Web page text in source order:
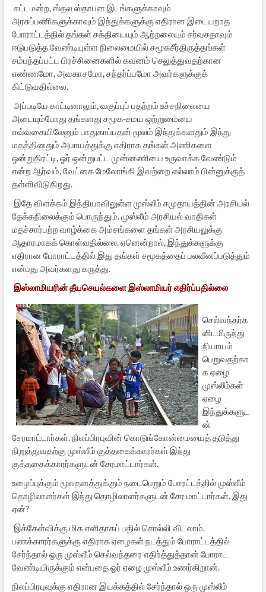
சட்டமன்ற, ஸ்தல ஸ்தாபன இடங்களுக்காவும்
அரசுப்பணிகளுக்காவும் இந்துக்களுக்கு எதிரான இடையறாத
போராட்டத்தில் தங்கள் சக்தியையும் ஆற்றலையும் சர்வசதாவும்
ஈடுபடுத்த வேண்டியுள்ள நிலைமையில் சமூகசீர்திருத்தங்கள்
சம்பந்தப்பட்ட பிரச்சினைகளில் கவனம் செலுத்துவதற்கான
எண்ணமோ, அவகாசமோ, சந்தர்ப்பமோ அவர்களுக்குக்
கிட்டுவதில்லை.
அப்படியே காட்டினாலும், வகுப்புப் பதற்றம் உச்சநிலையை
அடையும்போது தங்களது சமூக-சமய ஒற்றுமையை
எவ்வகையிலேனும் பாதுகாப்பதன் மூலம் இந்துக்களதும் இந்து
மதத்தினதும் அபாயத்துக்கு எதிராக தங்கள் அணிகளை
ஒன்றுதிரட்டி, ஓர் ஒன்றுபட்ட முன்னணியை உருவாக்க வேண்டும்
என்ற ஆர்வம், வேட்கை மேலோங்கி இவற்றை எல்லாம் பின்னுக்குத்
தள்ளிவிடுகிறது.
இதே விளக்கம் இந்தியாவிலுள்ள முஸ்லீம் சமுதாயத்தின் அரசியல்
தேக்கநிலைக்கும் பொருந்தும். முஸ்லீம் அரசியல் வாதிகள்
மதச்சார்பற்ற வாழ்க்கை அம்சங்களை தங்கள் அரசியலுக்கு
ஆதாரமாகக் கொள்வதில்லை. ஏனென்றால், இந்துக்களுக்கு
எதிரான போராட்டத்தில் இது தங்கள் சமூகத்தைப் பலவீனப்படுத்தும்
என்பது அவர்களது கருத்து.
இஸ்லாமியரின் தீயசெயல்களை இஸ்லாமியர் எதிர்ப்பதில்லை
செல்வந்தர்க
ளிடமிருந்து
நியாயம்
பெறுவதற்கா
க ஏழை
முஸ்லீம்கள்
ஏழை
இந்துக்களுட
ன்
சேரமாட்டார்கள். நிலப்பிரபுவின் கொடுங்கோன்மையைத் தடுத்து
நிறுத்துவதற்கு முஸ்லீம் குத்தகைக்காரர்கள் இந்து
குத்தகைக்காரர்களுடன் சேரமாட்டார்கள்.
உழைப்புக்கும் மூலதனத்துக்கும் நடைபெறும் போரட்டத்தில் முஸ்லீம்
தொழிலாளர்கள் இந்து தொழிலாளர்களுடன் சேர மாட்டார்கள். இது
ஏன்?
இக்கேள்விக்கு மிக எளிதாகப் பதில் சொல்லி விடலாம்.
பணக்காரர்களுக்கு எதிராக ஏழைகள் நடத்தும் போராட்டத்தில்
சேர்ந்தால் ஒரு முஸ்லீம் செல்வந்தரை எதிர்த்துத்தான் போராட
வேண்டியிருக்கும் என்பதை ஓர் ஏழை முஸ்லீம் உணர்கிறான்.
நிலப்பிரபுவுக்கு எதிரான இயக்கத்தில் சேர்ந்தால் ஒரு முஸ்லீம்